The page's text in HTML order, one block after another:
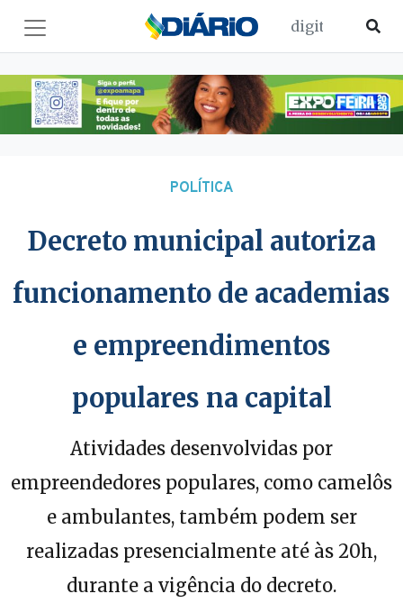
POLÍTICA
Decreto municipal autoriza
funcionamento de academias
e empreendimentos
populares na capital
Atividades desenvolvidas por
empreendedores populares, como camelôs
e ambulantes, também podem ser
realizadas presencialmente até às 20h,
durante a vigência do decreto.